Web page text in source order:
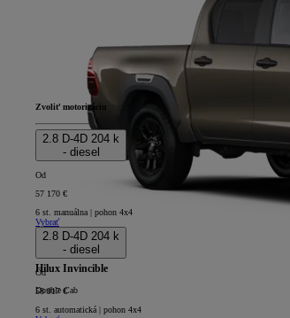
Hilux Invincible
Double Cab
Zvoliť motorizáciu
2.8 D-4D 204 k
- diesel
Od
57 170 €
6 st. manuálna | pohon 4x4
Vybrať
2.8 D-4D 204 k
- diesel
Od
58 917 €
6 st. automatická | pohon 4x4